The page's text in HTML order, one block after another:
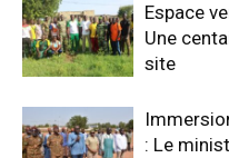
Espace
Une
site
: Le